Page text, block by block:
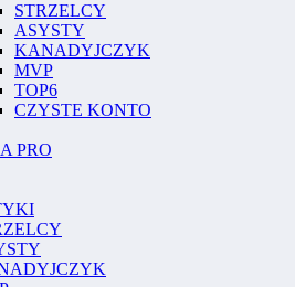
STRZELCY
ASYSTY
KANADYJCZYK
MVP
TOP6
CZYSTE KONTO
PRO